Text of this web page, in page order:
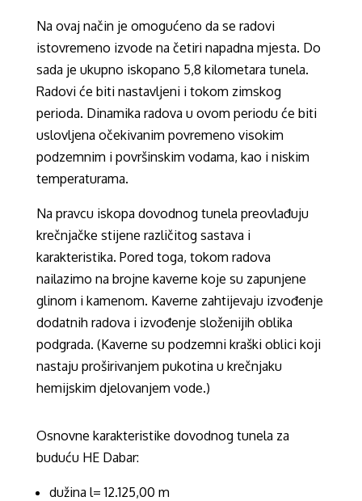
Na ovaj način je omogućeno da se radovi
istovremeno izvode na četiri napadna mjesta. Do
sada je ukupno iskopano 5,8 kilometara tunela.
Radovi će biti nastavljeni i tokom zimskog
perioda. Dinamika radova u ovom periodu će biti
uslovljena očekivanim povremeno visokim
podzemnim i površinskim vodama, kao i niskim
temperaturama.
Na pravcu iskopa dovodnog tunela preovlađuju
krečnjačke stijene različitog sastava i
karakteristika. Pored toga, tokom radova
nailazimo na brojne kaverne koje su zapunjene
glinom i kamenom. Kaverne zahtijevaju izvođenje
dodatnih radova i izvođenje složenijih oblika
podgrada. (Kaverne su podzemni kraški oblici koji
nastaju proširivanjem pukotina u krečnjaku
hemijskim djelovanjem vode.)
Osnovne karakteristike dovodnog tunela za
buduću HE Dabar:
dužina l= 12.125,00 m